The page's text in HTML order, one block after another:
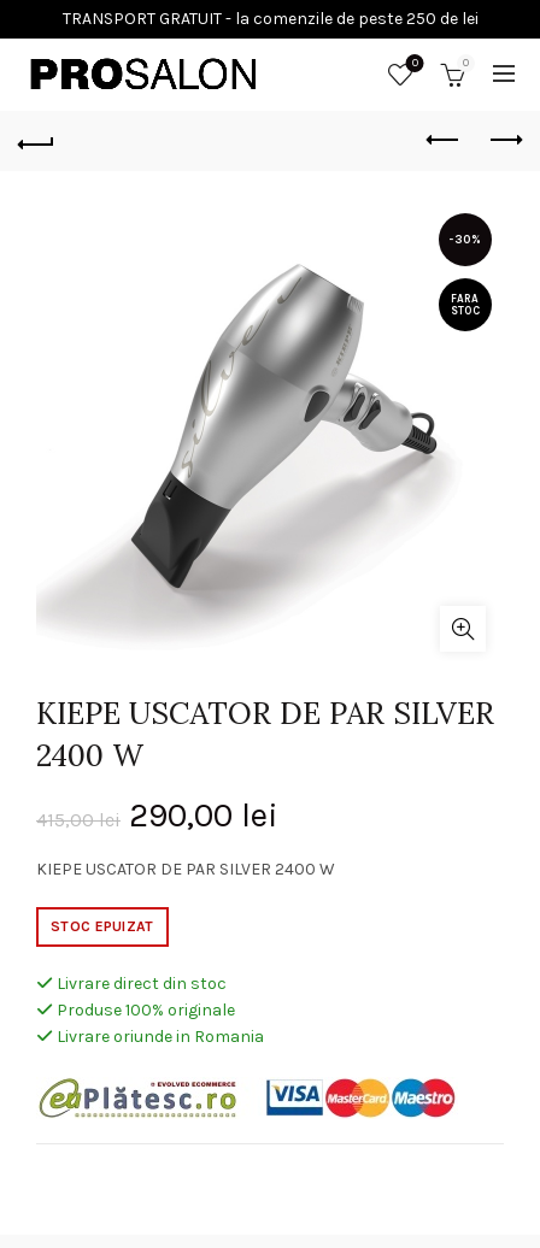
0 0
-30%
FARA
STOC
KIEPE USCATOR DE PAR SILVER
2400 W
415,00lei Prețul
inițial
a
fost:
415,00 lei.
290,00 lei
curent
KIEPE USCATOR DE PAR SILVER 2400 W
STOC EPUIZAT
Livrare direct din stoc
Produse 100% originale
Livrare oriunde in Romania